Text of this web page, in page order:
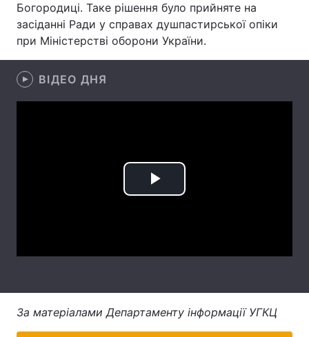
Контакти
Богородиці. Таке рішення було прийняте на
засіданні Ради у справах душпастирської опіки
при Міністерстві оборони України.
ВІДЕО ДНЯ
Play
За матеріалами Департаменту інформації УГКЦ